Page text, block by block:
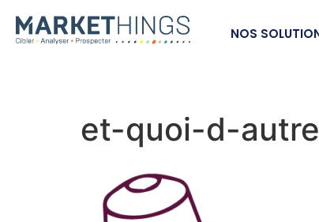
NOS
et-quoi-d-